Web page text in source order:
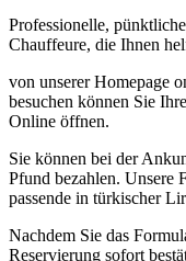
Professionelle,
Chauffeure, die Ihnen
von unserer Homepage
besuchen können Sie
Online öffnen.
Sie können bei der
Pfund bezahlen. Unsere
passende in türkischer
Nachdem Sie das
Reservierung sofort